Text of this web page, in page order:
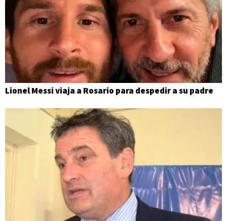
Lionel Messi viaja a Rosario para despedir a su padre